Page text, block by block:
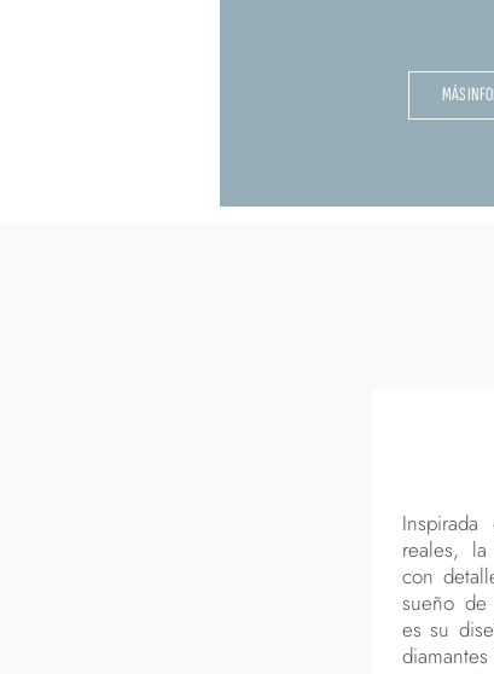
MÁS
reales, la
con
sueño de
es su